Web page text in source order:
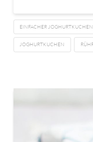
EINFACHER
JOGHURTKUCHEN